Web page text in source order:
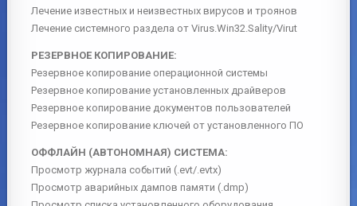
Лечение известных и неизвестных вирусов и троянов
Лечение системного раздела от Virus.Win32.Sality/Virut
РЕЗЕРВНОЕ КОПИРОВАНИЕ:
Резервное копирование операционной системы
Резервное копирование установленных драйверов
Резервное копирование документов пользователей
Резервное копирование ключей от установленного ПО
ОФФЛАЙН (АВТОНОМНАЯ) СИСТЕМА:
Просмотр журнала событий (.evt/.evtx)
Просмотр аварийных дампов памяти (.dmp)